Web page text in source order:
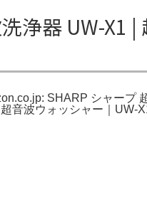
浄器 UW-
SHARP シャー
音波ウォッシャー｜UW-